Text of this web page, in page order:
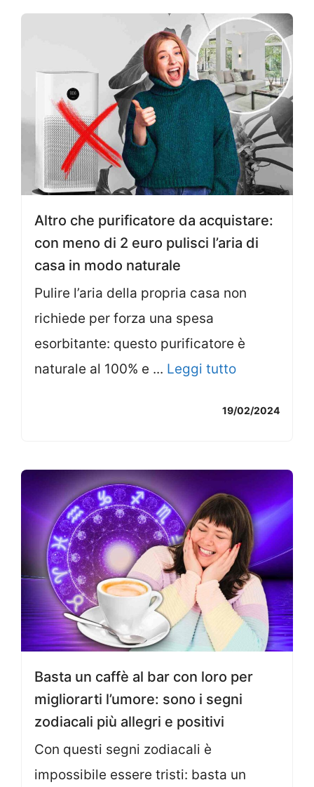
Altro che purificatore da acquistare:
con meno di 2 euro pulisci l’aria di
casa in modo naturale
Pulire l’aria della propria casa non
richiede per forza una spesa
esorbitante: questo purificatore è
naturale al 100% e ... Leggi tutto
19/02/2024
Basta un caffè al bar con loro per
migliorarti l’umore: sono i segni
zodiacali più allegri e positivi
Con questi segni zodiacali è
impossibile essere tristi: basta un